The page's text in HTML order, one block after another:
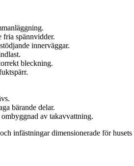
spännvidder.
innerväggar.
bleckning.
bärande delar.
av takavvattning.
infästningar dimensionerade för